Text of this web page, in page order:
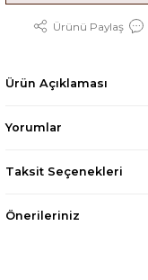
Ürünü Paylaş
Ürün Açıklaması
Yorumlar
Taksit Seçenekleri
Önerileriniz